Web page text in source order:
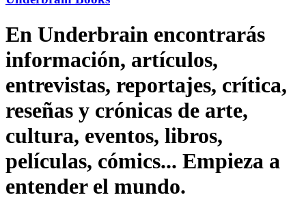
En Underbrain encontrarás
información, artículos,
entrevistas, reportajes, crítica,
reseñas y crónicas de arte,
cultura, eventos, libros,
películas, cómics... Empieza a
entender el mundo.